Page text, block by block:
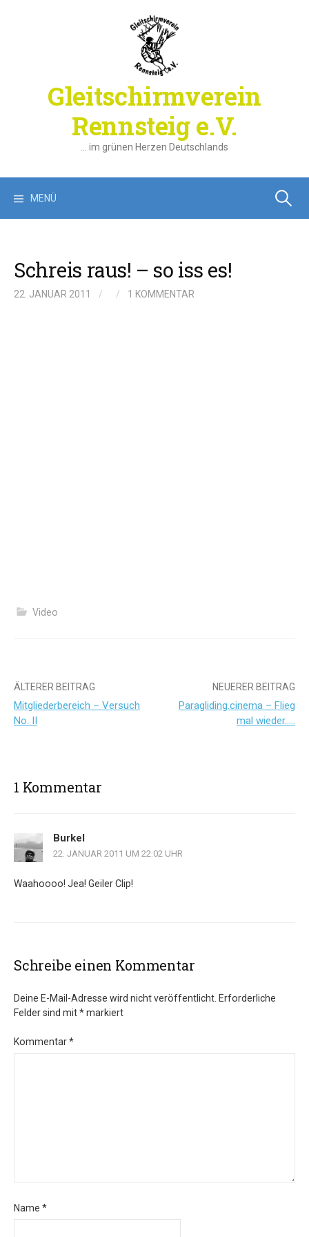
Gleitschirmverein
Rennsteig e.V.
… im grünen Herzen Deutschlands
MENÜ Suchen
Schreis raus! – so iss es!
22. JANUAR 2011 / / 1 KOMMENTAR
Video
Beitrags-
Navigation
ÄLTERER BEITRAG
Mitgliederbereich – Versuch
No. II
NEUERER BEITRAG
Paragliding.cinema – Flieg
mal wieder…..
1 Kommentar
Burkel
22. JANUAR 2011 UM 22:02 UHR
Waahoooo! Jea! Geiler Clip!
Schreibe einen Kommentar
Deine E-Mail-Adresse wird nicht veröffentlicht. Erforderliche
Felder sind mit*markiert
Kommentar*
Name *